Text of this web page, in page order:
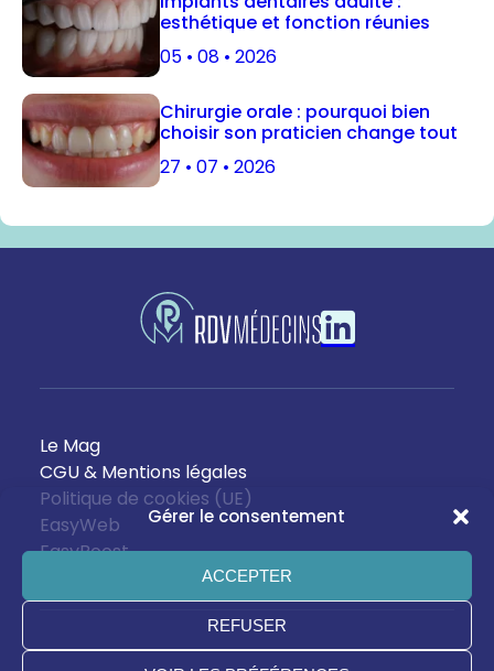
Gérer le consentement
ACCEPTER
REFUSER
esthétique et fonction réunies
05 • 08 • 2026
Chirurgie orale : pourquoi bien
choisir son praticien change tout
27 • 07 • 2026
Le Mag
CGU & Mentions légales
Politique de cookies (UE)
EasyWeb
EasyBoost